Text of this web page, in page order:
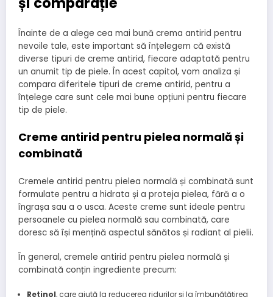
Înainte de a alege cea mai bună crema antirid pentru
nevoile tale, este important să înțelegem că există
diverse tipuri de creme antirid, fiecare adaptată pentru
un anumit tip de piele. În acest capitol, vom analiza și
compara diferitele tipuri de creme antirid, pentru a
înțelege care sunt cele mai bune opțiuni pentru fiecare
tip de piele.
Creme antirid pentru pielea normală și
combinată
Cremele antirid pentru pielea normală și combinată sunt
formulate pentru a hidrata și a proteja pielea, fără a o
îngrașa sau a o usca. Aceste creme sunt ideale pentru
persoanele cu pielea normală sau combinată, care
doresc să își mențină aspectul sănătos și radiant al pielii.
În general, cremele antirid pentru pielea normală și
combinată conțin ingrediente precum:
Retinol, care ajută la reducerea ridurilor și la îmbunătățirea